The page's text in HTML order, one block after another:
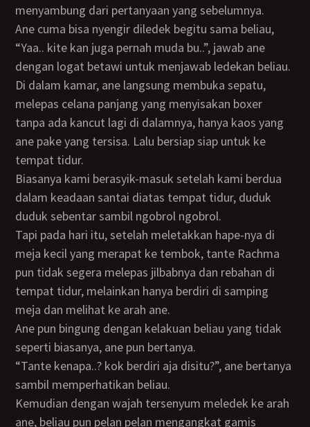
menyambung dari pertanyaan yang sebelumnya.
Ane cuma bisa nyengir diledek begitu sama beliau,
“Yaa.. kite kan juga pernah muda bu..”, jawab ane
dengan logat betawi untuk menjawab ledekan beliau.
Di dalam kamar, ane langsung membuka sepatu,
melepas celana panjang yang menyisakan boxer
tanpa ada kancut lagi di dalamnya, hanya kaos yang
ane pake yang tersisa. Lalu bersiap siap untuk ke
tempat tidur.
Biasanya kami berasyik-masuk setelah kami berdua
dalam keadaan santai diatas tempat tidur, duduk
duduk sebentar sambil ngobrol ngobrol.
Tapi pada hari itu, setelah meletakkan hape-nya di
meja kecil yang merapat ke tembok, tante Rachma
pun tidak segera melepas jilbabnya dan rebahan di
tempat tidur, melainkan hanya berdiri di samping
meja dan melihat ke arah ane.
Ane pun bingung dengan kelakuan beliau yang tidak
seperti biasanya, ane pun bertanya.
“Tante kenapa..? kok berdiri aja disitu?”, ane bertanya
sambil memperhatikan beliau.
Kemudian dengan wajah tersenyum meledek ke arah
ane, beliau pun pelan pelan mengangkat gamis